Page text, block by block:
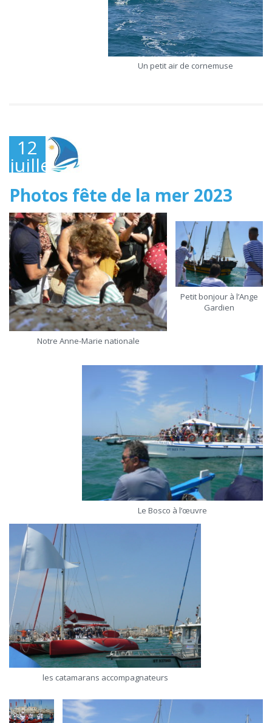
Un petit air de cornemuse
12
juillet
2023
Photos fête de la mer 2023
Notre Anne-Marie nationale
Petit bonjour à l’Ange
Gardien
Le Bosco à l’œuvre
les catamarans accompagnateurs